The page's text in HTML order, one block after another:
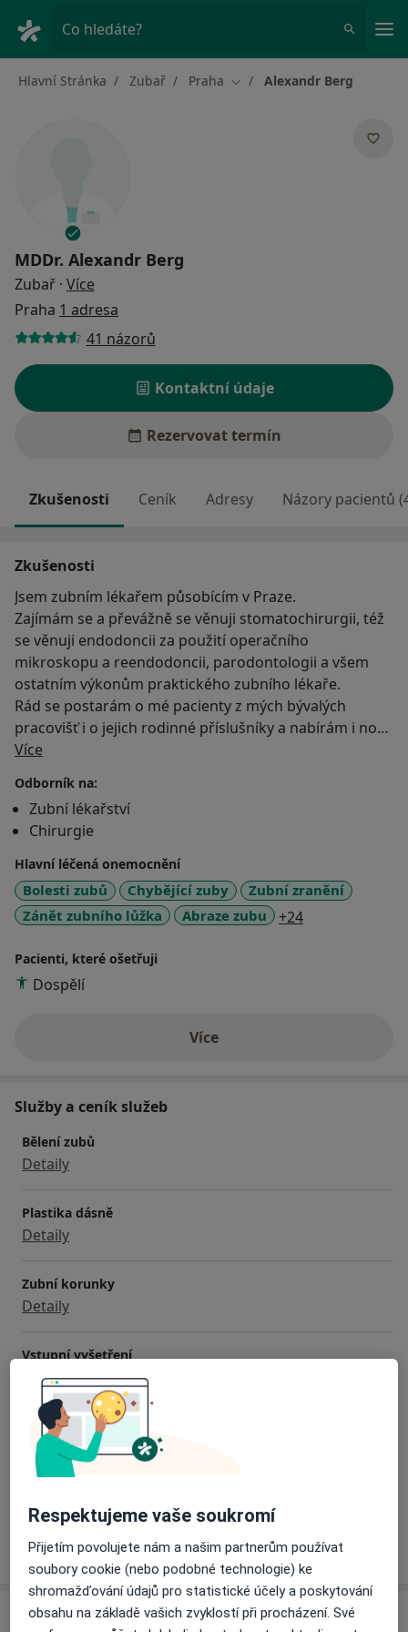
Co hledáte?
Hlavní Stránka Zubař Praha Změna města
Alexandr Berg
MDDr. Alexandr Berg
Zubař · Více
Praha 1 adresa
41 názorů
Kontaktní údaje
Rezervovat termín
Zkušenosti Ceník Adresy Názory pacientů
Zkušenosti
Jsem zubním lékařem působícím v Praze.
Zajímám se a převážně se věnuji stomatochirurgii, též
se věnuji endodoncii za použití operačního
mikroskopu a reendodoncii, parodontologii a všem
ostatním výkonům praktického zubního lékaře.
Rád se postarám o mé pacienty z mých bývalých
pracovišť i o jejich rodinné příslušníky a nabírám i nové
pacienty, jež hledají kvalitní péči a lidský přístup.
Plynně mluvím anglicky, německy a rusky.
Ve volném čase rád cestuji, sportuji a věnuji se četbě a
překladu odborné literatury.
V případě potřeby mě můžete kontaktovat na čísle
sedm tři čtyři šest devět pět nula sedm osm -pouze
sms.
Více
Odborník na:
Zubní lékařství
Chirurgie
Hlavní léčená onemocnění
Bolesti zubů Chybějící zuby
Zubní zranění
Zánět zubního lůžka
Abraze zubu +24
Pacienti, které ošetřuji
Dospělí
Víceo zkušenostech
Služby a ceník služeb
Bělení zubů
Detaily
Plastika dásně
Detaily
Zubní korunky
Detaily
Vstupní vyšetření
Detaily
Stomatologická chirurgie
Detaily
Jak fungují ceny?
Adresa
Respektujeme vaše soukromí
Přijetím povolujete nám a našim partnerům používat
soubory cookie (nebo podobné technologie) ke
shromažďování údajů pro statistické účely a poskytování
obsahu na základě vašich zvyklostí při procházení. Své